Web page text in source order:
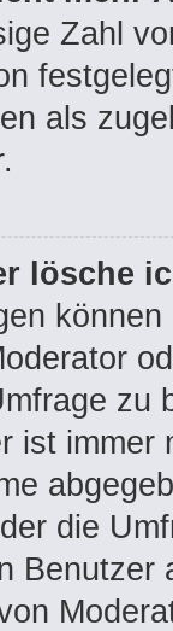
Zahl
als
lösche
zu
ist immer
die
Benutzer